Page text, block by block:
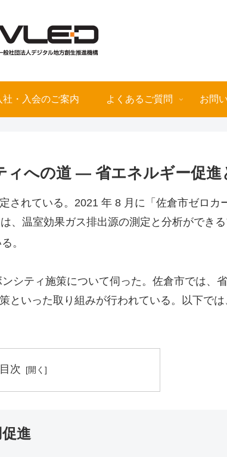
社・入会のご案内 よくあるご質問 お問
への道 — 省エネルギー促進
れている。2021 年 8 月に「佐倉市ゼロカ
、温室効果ガス排出源の測定と分析ができ
。
シティ施策について伺った。佐倉市では、
いった取り組みが行われている。以下で
目次
進